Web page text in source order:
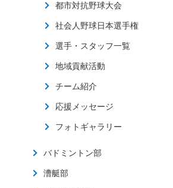
都市対抗野球大会
社会人野球日本選手権
選手・スタッフ一覧
地域貢献活動
チーム紹介
応援メッセージ
フォトギャラリー
バドミントン部
漕艇部